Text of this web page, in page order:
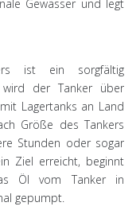
Gewässer und legt
ist ein sorgfältig
wird der Tanker über
Lagertanks an Land
Größe des Tankers
Stunden oder sogar
Ziel erreicht, beginnt
Öl vom Tanker in
gepumpt.